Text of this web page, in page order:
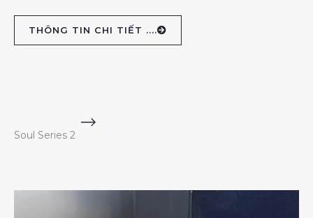
THÔNG TIN CHI TIẾT ....
Soul Series 2